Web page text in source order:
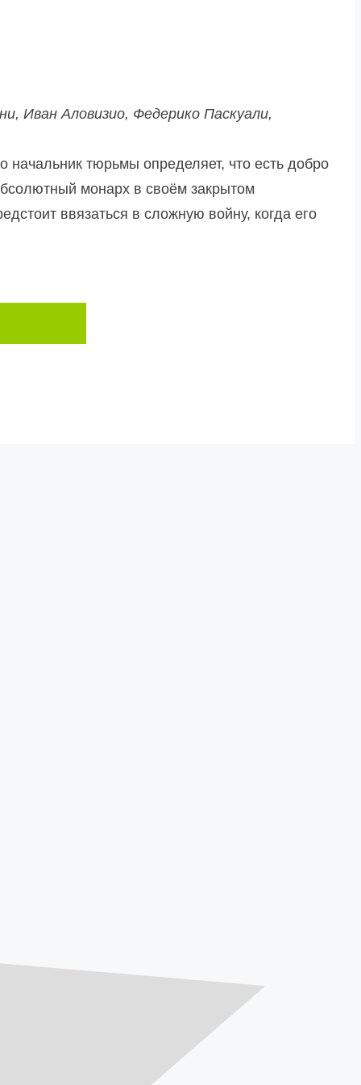
Иван Аловизио, Федерико Паскуали,
начальник тюрьмы определяет, что есть добро
монарх в своём закрытом
ввязаться в сложную войну, когда его